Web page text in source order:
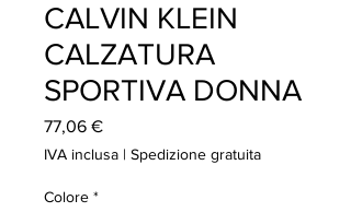
CALVIN KLEIN
CALZATURA
SPORTIVA DONNA
77,06 €Prezzo
IVA inclusa | Spedizione gratuita
Colore *